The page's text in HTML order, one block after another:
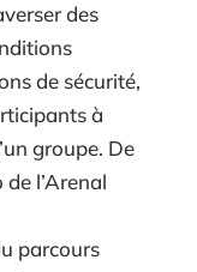
des
de sécurité,
à
groupe. De
l’Arenal
parcours